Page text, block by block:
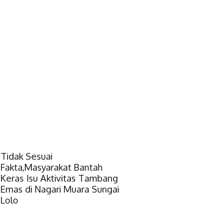
Tidak Sesuai
Fakta,Masyarakat Bantah
Keras Isu Aktivitas Tambang
Emas di Nagari Muara Sungai
Lolo